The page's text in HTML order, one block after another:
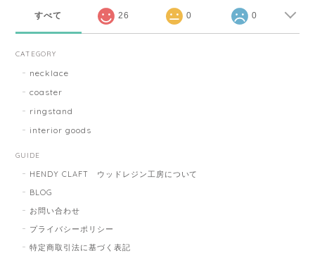
すべて 26 0 0
CATEGORY
necklace
coaster
ringstand
interior goods
GUIDE
HENDY CLAFT ウッドレジン工房について
BLOG
お問い合わせ
プライバシーポリシー
特定商取引法に基づく表記